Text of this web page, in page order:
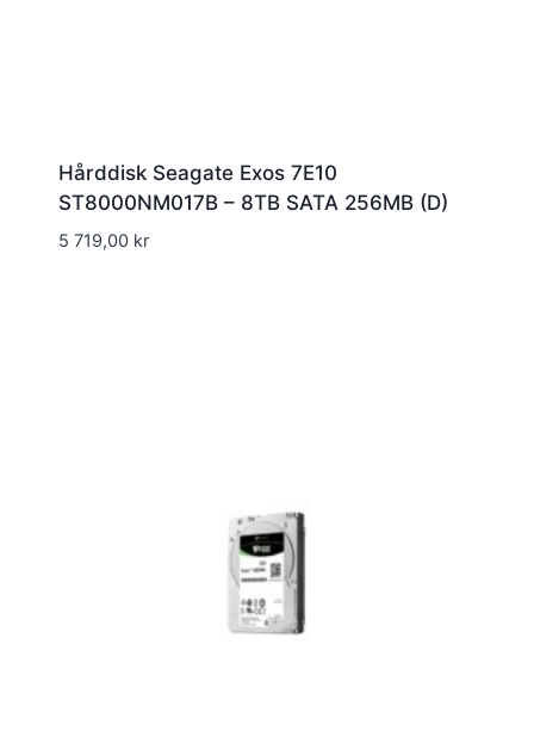
Hårddisk Seagate Exos 7E10
ST8000NM017B – 8TB SATA 256MB (D)
5 719,00 kr